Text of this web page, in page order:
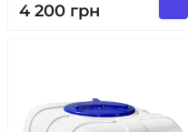
4 200 грн